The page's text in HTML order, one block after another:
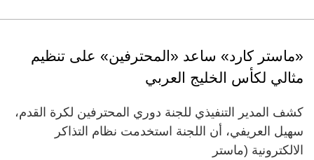
«ماستر كارد» ساعد «المحترفين» على تنظيم
مثالي لكأس الخليج العربي
كشف المدير التنفيذي للجنة دوري المحترفين لكرة القدم،
سهيل العريفي، أن اللجنة استخدمت نظام التذاكر
الالكترونية (ماستر